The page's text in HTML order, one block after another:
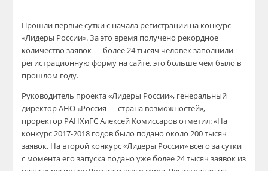
Прошли первые сутки с начала регистрации на конкурс
«Лидеры России». За это время получено рекордное
количество заявок — более 24 тысяч человек заполнили
регистрационную форму на сайте, это больше чем было в
прошлом году.
Руководитель проекта «Лидеры России», генеральный
директор АНО «Россия — страна возможностей»,
проректор РАНХиГС Алексей Комиссаров отметил: «На
конкурс 2017-2018 годов было подано около 200 тысяч
заявок. На второй конкурс «Лидеры России» всего за сутки
с момента его запуска подано уже более 24 тысяч заявок из